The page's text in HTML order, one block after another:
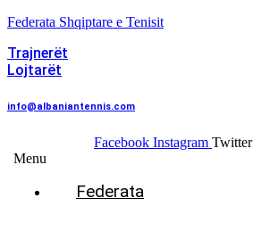
Federata Shqiptare e Tenisit
Trajnerët
Lojtarët
info@albaniantennis.com
Facebook Instagram Twitter
Menu
Federata